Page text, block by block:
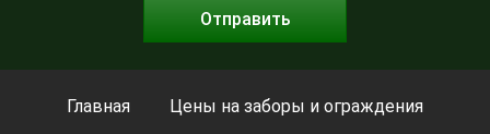
Главная Цены на заборы и ограждения